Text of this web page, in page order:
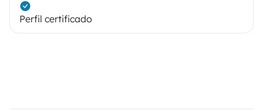
Perfil certificado